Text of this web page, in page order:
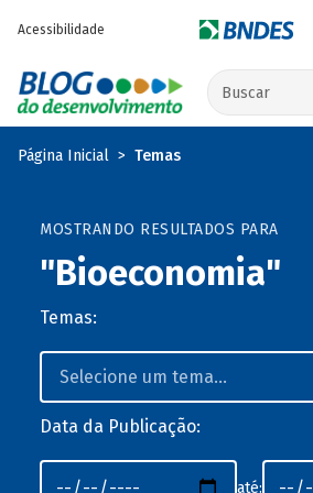
Acessibilidade
Buscar no site
Página Inicial Temas
MOSTRANDO RESULTADOS PARA
"Bioeconomia"
Temas:
Data da Publicação:
até: